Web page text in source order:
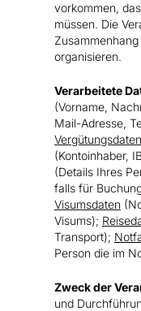
vorkommen,
müssen. Die
organisieren.
Verarbeitete
(Vorname,
Mail-Adresse,
Vergütungsdaten
(Kontoinhaber,
(Details Ihres
falls für
Visumsdaten
Visums);
Transport);
Person die im
Zweck der
und